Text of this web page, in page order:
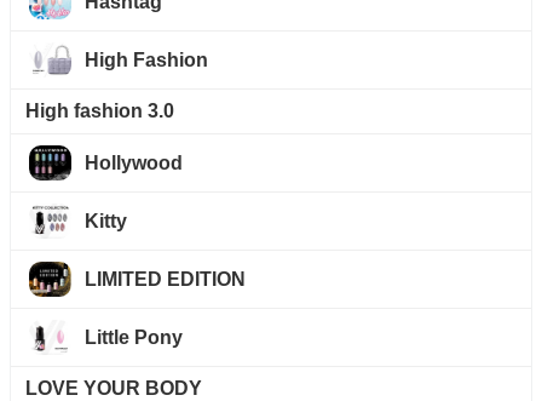
High Fashion
High fashion 3.0
Hollywood
Kitty
LIMITED EDITION
Little Pony
LOVE YOUR BODY